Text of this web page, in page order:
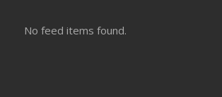
No feed items found.